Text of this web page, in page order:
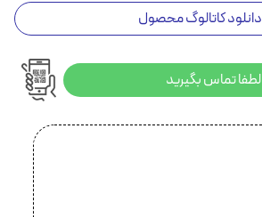
دانلود کاتالوگ محصول
لطفا تماس بگیرید